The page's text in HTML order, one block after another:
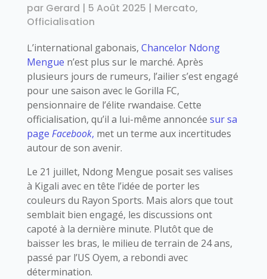
par Gerard | 5 Août 2025 | Mercato,
Officialisation
L’international gabonais, Chancelor Ndong
Mengue n’est plus sur le marché. Après
plusieurs jours de rumeurs, l’ailier s’est engagé
pour une saison avec le Gorilla FC,
pensionnaire de l’élite rwandaise. Cette
officialisation, qu’il a lui-même annoncée sur sa
page Facebook, met un terme aux incertitudes
autour de son avenir.
Le 21 juillet, Ndong Mengue posait ses valises
à Kigali avec en tête l’idée de porter les
couleurs du Rayon Sports. Mais alors que tout
semblait bien engagé, les discussions ont
capoté à la dernière minute. Plutôt que de
baisser les bras, le milieu de terrain de 24 ans,
passé par l’US Oyem, a rebondi avec
détermination.